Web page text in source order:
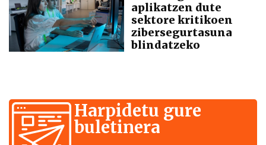
aplikatzen dute
sektore kritikoen
zibersegurtasuna
blindatzeko
Harpidetu gure
buletinera